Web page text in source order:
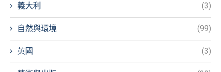
義大利 (3)
自然與環境 (99)
英國 (3)